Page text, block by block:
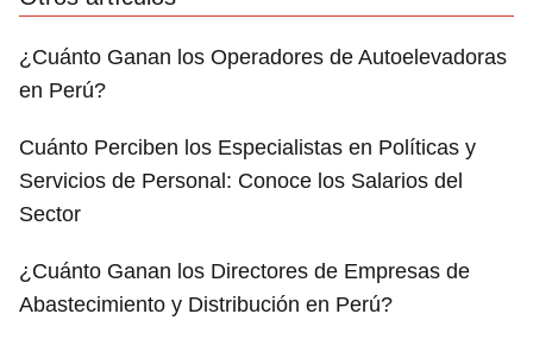
¿Cuánto Ganan los Operadores de Autoelevadoras
en Perú?
Cuánto Perciben los Especialistas en Políticas y
Servicios de Personal: Conoce los Salarios del
Sector
¿Cuánto Ganan los Directores de Empresas de
Abastecimiento y Distribución en Perú?